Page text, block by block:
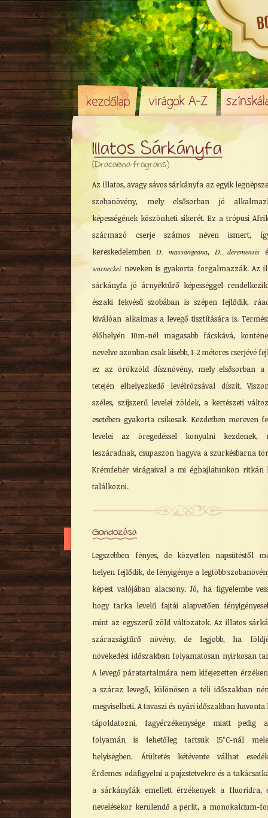
Illatos Sárkányfa
(Dracaena fragrans)
Az illatos, avagy sávos sárkányfa az egyik
szobanövény, mely elsősorban jó
képességének köszönheti sikerét. Ez a trópusi
származó cserje számos néven ismert,
kereskedelemben D. massangeana, D. deremensis
warneckeineveken is gyakorta forgalmazzák. Az
sárkányfa jó árnyéktűrő képességgel
északi fekvésű szobában is szépen fejlődik,
kiválóan alkalmas a levegő tisztítására is.
élőhelyén 10m-nél magasabb fácskává,
nevelve azonban csak kisebb, 1-2 méteres cserjévé
ez az örökzöld dísznövény, mely elsősorban a
tetején elhelyezkedő levélrózsával díszít.
széles, szíjszerű levelei zöldek, a kertészeti
esetében gyakorta csíkosak. Kezdetben mereven
levelei az öregedéssel konyulni kezdenek,
leszáradnak, csupaszon hagyva a szürkésbarna
Krémfehér virágaival a mi éghajlatunkon ritkán
találkozni.
Gondozása
Legszebben fényes, de közvetlen napsütéstől
helyen fejlődik, de fényigénye a legtöbb
képest valójában alacsony. Jó, ha figyelembe
hogy tarka levelű fajtái alapvetően
mint az egyszerű zöld változatok. Az illatos
szárazságtűrő növény, de legjobb, ha
növekedési időszakban folyamatosan nyirkosan
A levegő páratartalmára nem kifejezetten
a száraz levegő, különösen a téli időszakban
megviselheti. A tavaszi és nyári időszakban havonta
tápoldatozni, fagyérzékenysége miatt pedig
folyamán is lehetőleg tartsuk 15°C-nál
helyiségben. Átültetés kétévente válhat
Érdemes odafigyelni a pajzstetvekre és a
a sárkányfák emellett érzékenyek a fluoridra,
nevelésekor kerülendő a perlit, a monokalcium-
Egynyári
Évelő
Hagyma/ Gumó
Örökzöld
Sziklakerti
Alacsony
Közepes
Magas
Tavaszi
Őszi
Kúszó
Mediterrán
Virágzó cserje
Talajtakaró
Árnyéktűrő
Szobanövény